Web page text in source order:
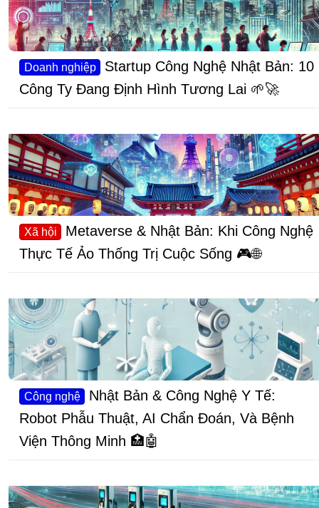
Doanh nghiệp
Startup Công Nghệ Nhật Bản: 10
Công Ty Đang Định Hình Tương Lai 🌱🚀
Xã hội
Metaverse & Nhật Bản: Khi Công Nghệ
Thực Tế Ảo Thống Trị Cuộc Sống 🎮🌐
Công nghệ
Nhật Bản & Công Nghệ Y Tế:
Robot Phẫu Thuật, AI Chẩn Đoán, Và Bệnh
Viện Thông Minh 🏥🤖